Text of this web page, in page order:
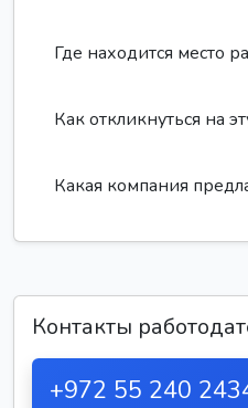
Где находится место
Как откликнуться на
Какая компания
Контакты
+972 55 240